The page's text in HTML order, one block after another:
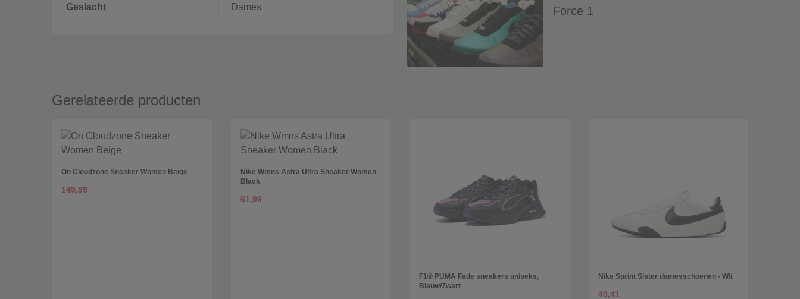
Geslacht Dames
Force 1
Gerelateerde producten
On Cloudzone Sneaker Women Beige
149,99
Nike Wmns Astra Ultra Sneaker Women
Black
61,99
F1® PUMA Fade sneakers uniseks,
Blauw/Zwart
Nike Sprint Sister damesschoenen - Wit
40,41